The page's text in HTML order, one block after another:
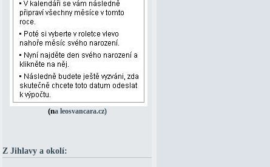
(na leosvancara.cz)
Z Jihlavy a okolí: